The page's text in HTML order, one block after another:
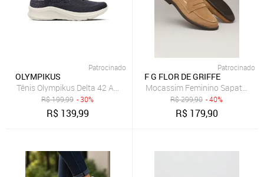
Patrocinado
OLYMPIKUS
Tênis Olympikus Delta 42 Azul
R$199,99 - 30%
R$ 139,99
Patrocinado
F G FLOR DE GRIFFE
Mocassim Feminino Sapato
R$299,90 - 40%
R$ 179,90